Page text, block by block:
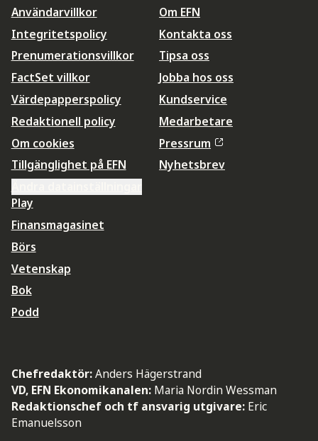
Användarvillkor
Integritetspolicy
Prenumerationsvillkor
FactSet villkor
Värdepapperspolicy
Redaktionell policy
Om cookies
Tillgänglighet på EFN
Om EFN
Kontakta oss
Tipsa oss
Jobba hos oss
Kundservice
Medarbetare
Pressrum
Nyhetsbrev
Play
Finansmagasinet
Börs
Vetenskap
Bok
Podd
Chefredaktör:Anders Hägerstrand
VD, EFN Ekonomikanalen: Maria Nordin Wessman
Redaktionschef och tf ansvarig utgivare: Eric
Emanuelsson